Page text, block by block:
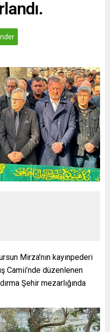
Mirza’nın kayınpederi
Camii’nde düzenlenen
Şehir mezarlığında